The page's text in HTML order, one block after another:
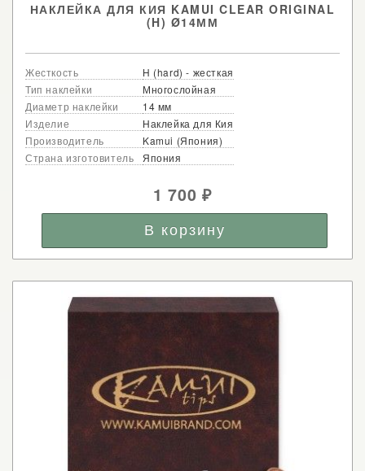
НАКЛЕЙКА ДЛЯ КИЯ KAMUI CLEAR ORIGINAL
(H) Ø14ММ
Жесткость
H (hard) - жесткая
Тип наклейки
Многослойная
Диаметр наклейки
14 мм
Изделие
Наклейка для Кия
Производитель
Kamui (Япония)
Страна изготовитель
Япония
1 700₽